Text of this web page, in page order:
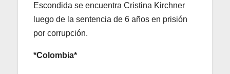
Escondida se encuentra Cristina Kirchner
luego de la sentencia de 6 años en prisión
por corrupción.
*Colombia*